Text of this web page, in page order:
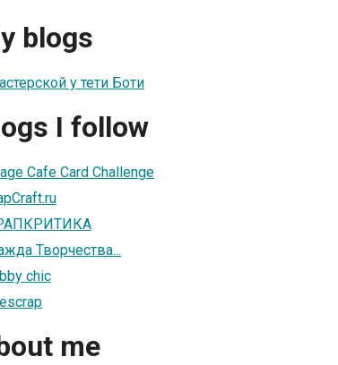
blogs
у тети Боти
I follow
Cafe Card Challenge
Творчества...
chic
me